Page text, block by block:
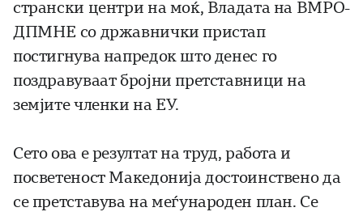
странски центри на моќ, Владата на ВМРО-
ДПМНЕ со државнички пристап
постигнува напредок што денес го
поздравуваат бројни претставници на
земјите членки на ЕУ.
Сето ова е резултат на труд, работа и
посветеност Македонија достоинствено да
се претставува на меѓународен план. Се